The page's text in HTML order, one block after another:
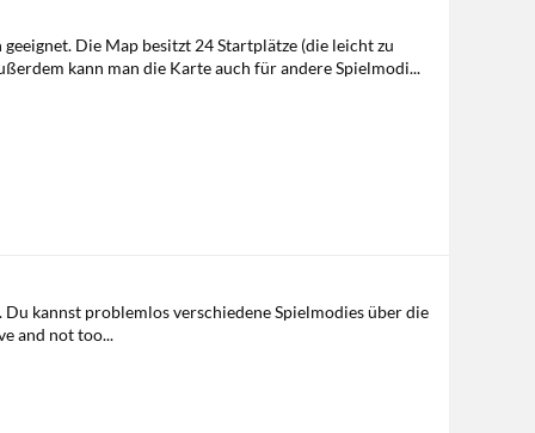
Die Map besitzt 24 Startplätze (die leicht zu
kann man die Karte auch für andere Spielmodi...
kannst problemlos verschiedene Spielmodies über die
and not too...